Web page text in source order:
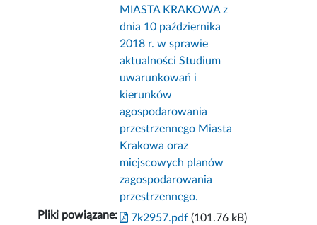
MIASTA KRAKOWA z
dnia 10 października
2018 r. w sprawie
aktualności Studium
uwarunkowań i
kierunków
agospodarowania
przestrzennego Miasta
Krakowa oraz
miejscowych planów
zagospodarowania
przestrzennego.
Pliki powiązane: 7k2957.pdf (101.76 kB)